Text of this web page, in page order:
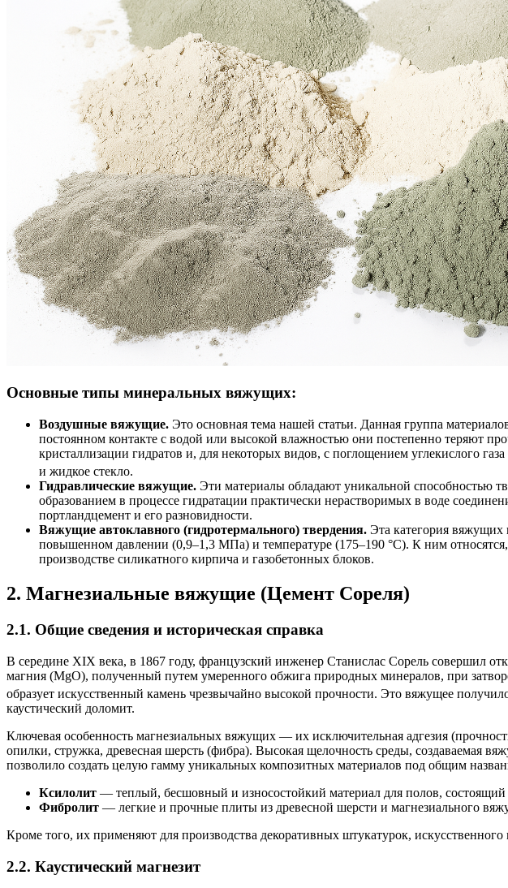
Основные типы минеральных вяжущих:
Воздушные вяжущие. Это основная тема нашей статьи. Данная группа
постоянном контакте с водой или высокой влажностью они постепенно теряют
кристаллизации гидратов и, для некоторых видов, с поглощением углекислого
и жидкое стекло.
Гидравлические вяжущие. Эти материалы обладают уникальной способностью
образованием в процессе гидратации практически нерастворимых в воде
портландцемент и его разновидности.
Вяжущие автоклавного (гидротермального) твердения. Эта категория вяжущих
повышенном давлении (0,9–1,3 МПа) и температуре (175–190 °С). К ним
производстве силикатного кирпича и газобетонных блоков.
2. Магнезиальные вяжущие (Цемент Сореля)
2.1. Общие сведения и историческая справка
В середине XIX века, в 1867 году, французский инженер Станислас Сорель совершил
магния (MgO), полученный путем умеренного обжига природных минералов, при
образует искусственный камень чрезвычайно высокой прочности. Это вяжущее
каустический доломит.
Ключевая особенность магнезиальных вяжущих — их исключительная адгезия
опилки, стружка, древесная шерсть (фибра). Высокая щелочность среды, создаваемая
позволило создать целую гамму уникальных композитных материалов под общим
Ксилолит — теплый, бесшовный и износостойкий материал для полов,
Фибролит — легкие и прочные плиты из древесной шерсти и магнезиального
Кроме того, их применяют для производства декоративных штукатурок,
2.2. Каустический магнезит